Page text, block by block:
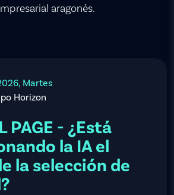
aragonés.
Martes
Horizon
PAGE - ¿Está
la IA el
la selección de